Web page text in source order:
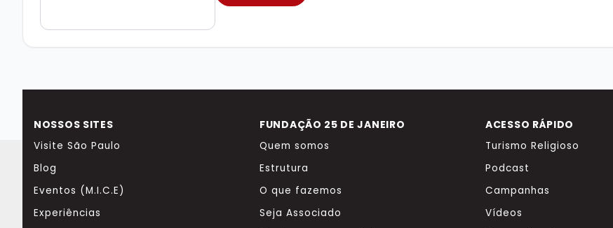
NOSSOS SITES
Visite São Paulo
Blog
Eventos (M.I.C.E)
Experiências
FUNDAÇÃO 25 DE JANEIRO
Quem somos
Estrutura
O que fazemos
Seja Associado
ACESSO RÁPIDO
Turismo Religioso
Podcast
Campanhas
Vídeos